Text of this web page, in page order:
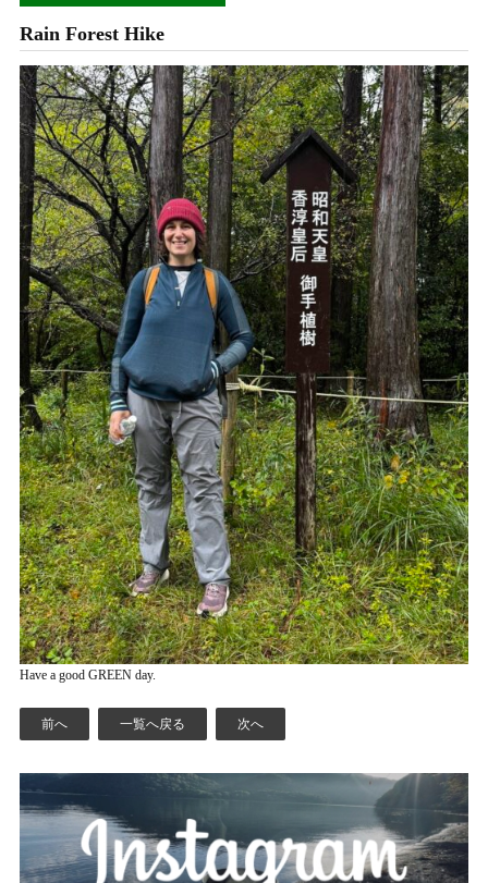
Rain Forest Hike
Have a good GREEN day.
前へ 一覧へ戻る 次へ